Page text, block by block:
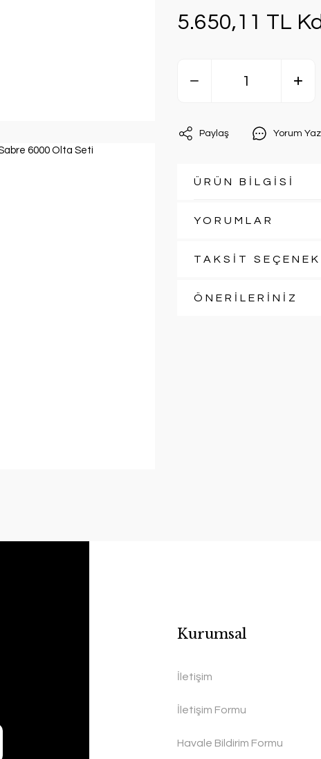
5.650,11 TL
Paylaş Yorum Yaz
ÜRÜN BİLGİSİ
YORUMLAR
TAKSİT
ÖNERİLERİNİZ
Kurumsal
İletişim
İletişim Formu
Havale Bildirim Formu